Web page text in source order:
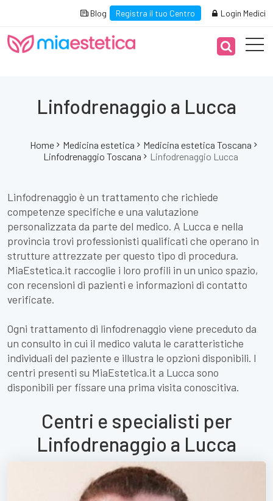
Blog Registra il tuo Centro Login Medici
Linfodrenaggio a Lucca
Home Medicina estetica
Medicina estetica Toscana
Linfodrenaggio Toscana
Linfodrenaggio Lucca
Linfodrenaggio è un trattamento che richiede
competenze specifiche e una valutazione
personalizzata da parte del medico. A Lucca e nella
provincia trovi professionisti qualificati che operano in
strutture attrezzate per questo tipo di procedura.
MiaEstetica.it raccoglie i loro profili in un unico spazio,
con recensioni di pazienti e informazioni di contatto
verificate.
Ogni trattamento di linfodrenaggio viene preceduto da
un consulto in cui il medico valuta le caratteristiche
individuali del paziente e illustra le opzioni disponibili. I
centri presenti su MiaEstetica.it a Lucca sono
disponibili per fissare una prima visita conoscitiva.
Centri e specialisti per
Linfodrenaggio a Lucca